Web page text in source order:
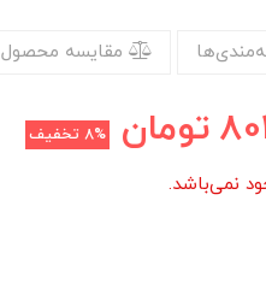
مقایسه محصول
تومان 8% تخفیف
نمی‌باشد.